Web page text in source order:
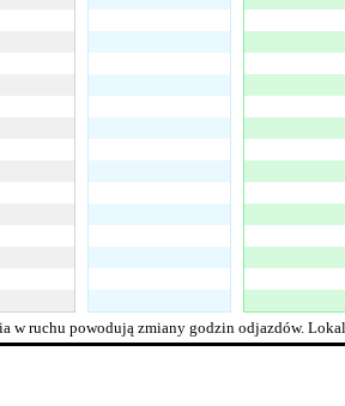
w ruchu powodują zmiany godzin odjazdów.